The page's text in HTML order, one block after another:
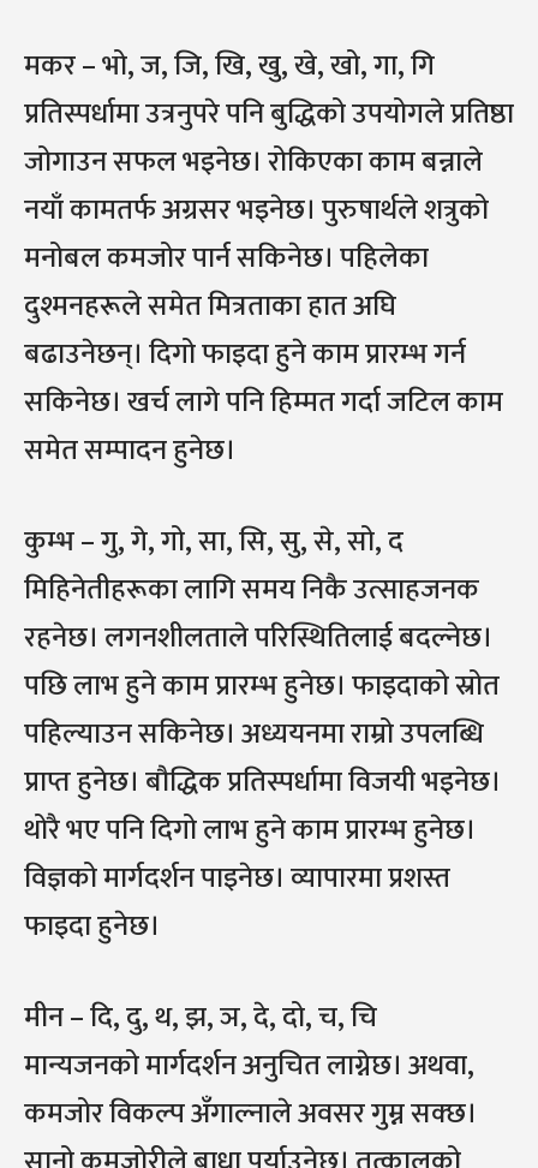
मकर – भो, ज, जि, खि, खु, खे, खो, गा, गि
प्रतिस्पर्धामा उत्रनुपरे पनि बुद्धिको उपयोगले प्रतिष्ठा
जोगाउन सफल भइनेछ। रोकिएका काम बन्नाले
नयाँ कामतर्फ अग्रसर भइनेछ। पुरुषार्थले शत्रुको
मनोबल कमजोर पार्न सकिनेछ। पहिलेका
दुश्मनहरूले समेत मित्रताका हात अघि
बढाउनेछन्। दिगो फाइदा हुने काम प्रारम्भ गर्न
सकिनेछ। खर्च लागे पनि हिम्मत गर्दा जटिल काम
समेत सम्पादन हुनेछ।
कुम्भ – गु, गे, गो, सा, सि, सु, से, सो, द
मिहिनेतीहरूका लागि समय निकै उत्साहजनक
रहनेछ। लगनशीलताले परिस्थितिलाई बदल्नेछ।
पछि लाभ हुने काम प्रारम्भ हुनेछ। फाइदाको स्रोत
पहिल्याउन सकिनेछ। अध्ययनमा राम्रो उपलब्धि
प्राप्त हुनेछ। बौद्धिक प्रतिस्पर्धामा विजयी भइनेछ।
थोरै भए पनि दिगो लाभ हुने काम प्रारम्भ हुनेछ।
विज्ञको मार्गदर्शन पाइनेछ। व्यापारमा प्रशस्त
फाइदा हुनेछ।
मीन – दि, दु, थ, झ, ञ, दे, दो, च, चि
मान्यजनको मार्गदर्शन अनुचित लाग्नेछ। अथवा,
कमजोर विकल्प अँगाल्नाले अवसर गुम्न सक्छ।